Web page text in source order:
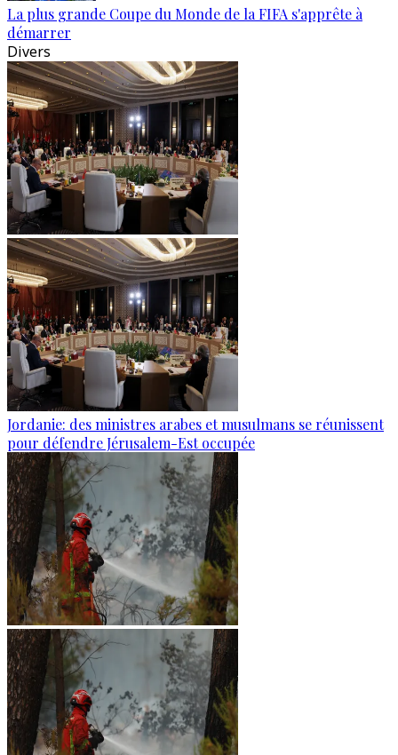
La plus grande Coupe du Monde de la FIFA s'apprête à
démarrer
Divers
Jordanie: des ministres arabes et musulmans se réunissent
pour défendre Jérusalem-Est occupée